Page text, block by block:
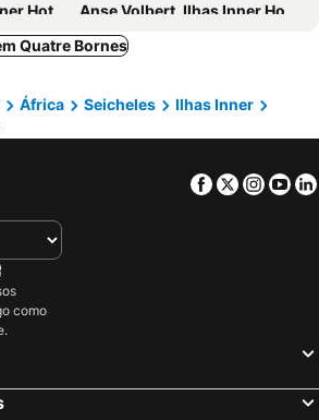
Hotéis
Anse Volbert, Ilhas Inner Hotéis
Hotéis
Anse La Blague, Ilhas Inner Hotéis
Hotéis
Anse aux Pins, Ilhas Inner Hotéis
Hotéis
Anse Possession, Ilhas Inner Hotéis
Hotéis
Praslin, Ilhas Inner Hotéis
Hotéis
Hotéis
Quatre Bornes
África Seicheles
Ilhas Inner
Facebook
Twitter
como